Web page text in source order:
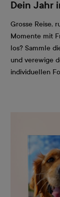
Dein Jahr
Grosse Reise,
Momente mit
los? Sammle
und verewige
individuellen